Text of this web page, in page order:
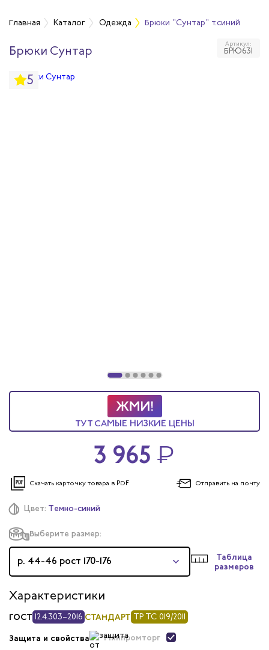
Главная Каталог Одежда Брюки "Сунтар" т.синий
Брюки Сунтар Артикул:
БРЮ631
5
Цвет: Темно-синий
Выберите размер:
р. 44-46 рост 170-176
Таблица
размеров
Характеристики
ГОСТ 12.4.303–2016 СТАНДАРТ ТР ТС 019/2011
Защита и свойства Минпромторг
ТУТ САМЫЕ НИЗКИЕ ЦЕНЫ
3 965 ₽
Скачать карточку товара в PDF Отправить на почту